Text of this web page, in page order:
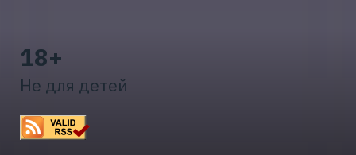
18+
Не для детей